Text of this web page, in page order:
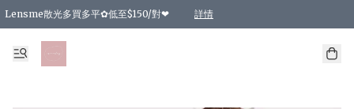
Lensme散光多買多平✿低至$150/對❤ 詳情
台灣Karacon⁩✧日拋 特價清貨❁⃘
日本韓國多款日/月拋現貨☼ 特價❤︎數量有限 售完即止
🇰🇷韓國多款月拋現貨 特價兩對$99✿數量有限 售完即止♫
精選商品，任選買2件或以上9 折；買4件或以上85 折；買6件或以上8 折
精選商品，任選買2件HKD 140.00；買4件HKD 260.00
精選商品，任選買2件HKD 190.00；買4件HKD 360.00
精選商品，任選買2件HKD 110.00；買4件HKD 180.00
精選商品，任選買2件HKD 170.00；買4件HKD 320.00
精選商品，任選買2件或以上減HKD 148.00
精選商品，任選買2件或以上減HKD 148.00
精選商品，任選買2件或以上95 折；買4件或以上9 折；買6件或以上85 折；買8件
精選商品，任選買12件或以上87 折
精選商品，任選買2件或以上減HKD 16.00；買4件或以上減HKD 32.00；買6
精選商品，任選買2件或以上95 折；買4件或以上9 折；買8件或以上85 折；買12
購物滿 HKD 800.00即享免運費優惠！（適用於 特定的送貨方式 )